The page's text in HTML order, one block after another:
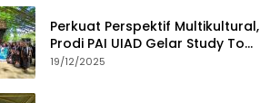
Perkuat Perspektif Multikultural,
Prodi PAI UIAD Gelar Study Tour
ke Kajang
19/12/2025